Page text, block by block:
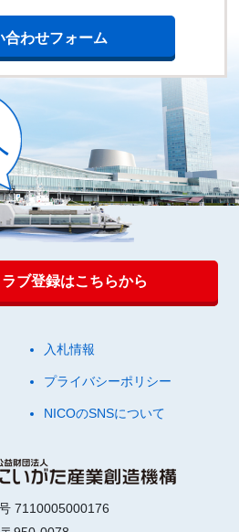
合わせフォーム
ブ登録はこちらから
入札情報
プライバシーポリシー
NICOのSNSについて
7110005000176